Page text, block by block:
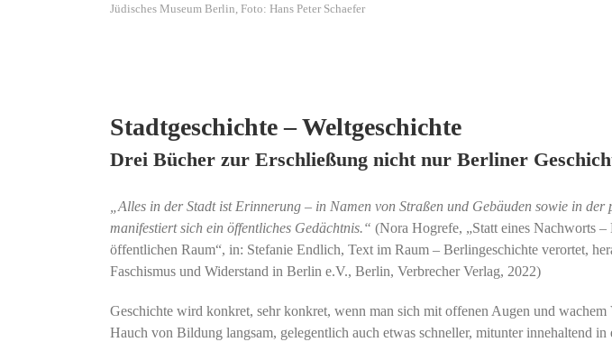
Jüdisches Museum Berlin, Foto: Hans Peter Schaefer
Stadtgeschichte – Weltgeschichte
Drei Bücher zur Erschließung nicht nur Berliner
„Alles in der Stadt ist Erinnerung – in Namen von Straßen und Gebäuden sowie in der
manifestiert sich ein öffentliches Gedächtnis.“ (Nora Hogrefe, „Statt eines Nachworts
öffentlichen Raum“, in: Stefanie Endlich, Text im Raum – Berlingeschichte verortet,
Faschismus und Widerstand in Berlin e.V., Berlin, Verbrecher Verlag, 2022)
Geschichte wird konkret, sehr konkret, wenn man sich mit offenen Augen und
Hauch von Bildung langsam, gelegentlich auch etwas schneller, mitunter innehaltend